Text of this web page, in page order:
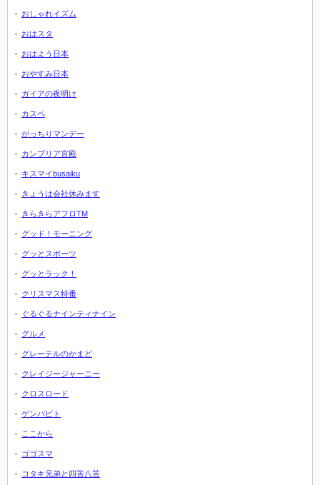
おしゃれイズム
おはスタ
おはよう日本
おやすみ日本
ガイアの夜明け
カスペ
がっちりマンデー
カンブリア宮殿
キスマイbusaiku
きょうは会社休みます
きらきらアフロTM
グッド！モーニング
グッとスポーツ
グッとラック！
クリスマス特番
ぐるぐるナインティナイン
グルメ
グレーテルのかまど
クレイジージャーニー
クロスロード
ゲンバビト
ここから
ゴゴスマ
コタキ兄弟と四苦八苦